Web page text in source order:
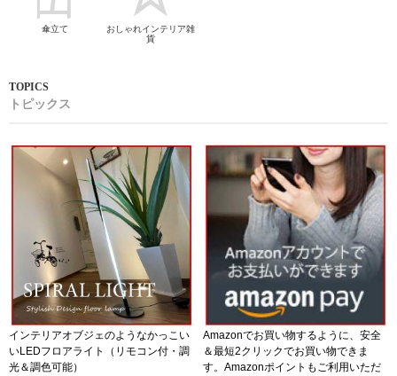
傘立て
おしゃれインテリア雑
貨
トピックス
インテリアオブジェのようなかっこい
いLEDフロアライト（リモコン付・調
光＆調色可能）
Amazonでお買い物するように、安全
＆最短2クリックでお買い物できま
す。Amazonポイントもご利用いただ